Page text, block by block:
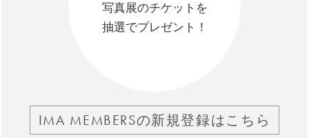
写真展のチケットを
抽選でプレゼント！
IMA MEMBERSの新規登録はこちら